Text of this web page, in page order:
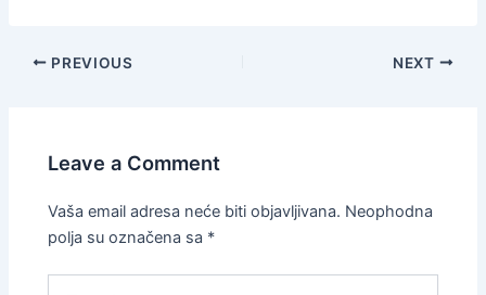
PREVIOUS NEXT
Leave a Comment
Vaša email adresa neće biti objavljivana. Neophodna
polja su označena sa *